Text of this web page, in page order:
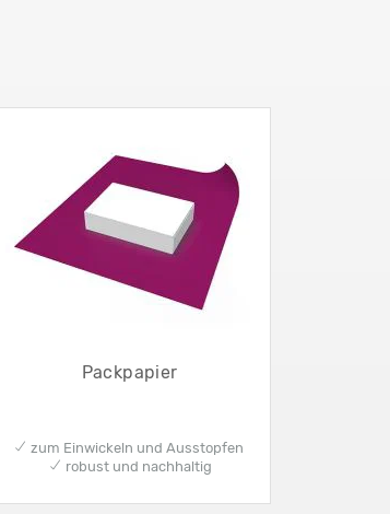
Packpapier
✔ zum Einwickeln und Ausstopfen
✔ robust und nachhaltig